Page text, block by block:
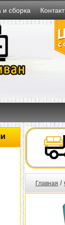
и сборка
Главная /